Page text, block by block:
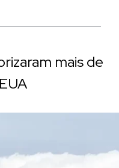
mais de